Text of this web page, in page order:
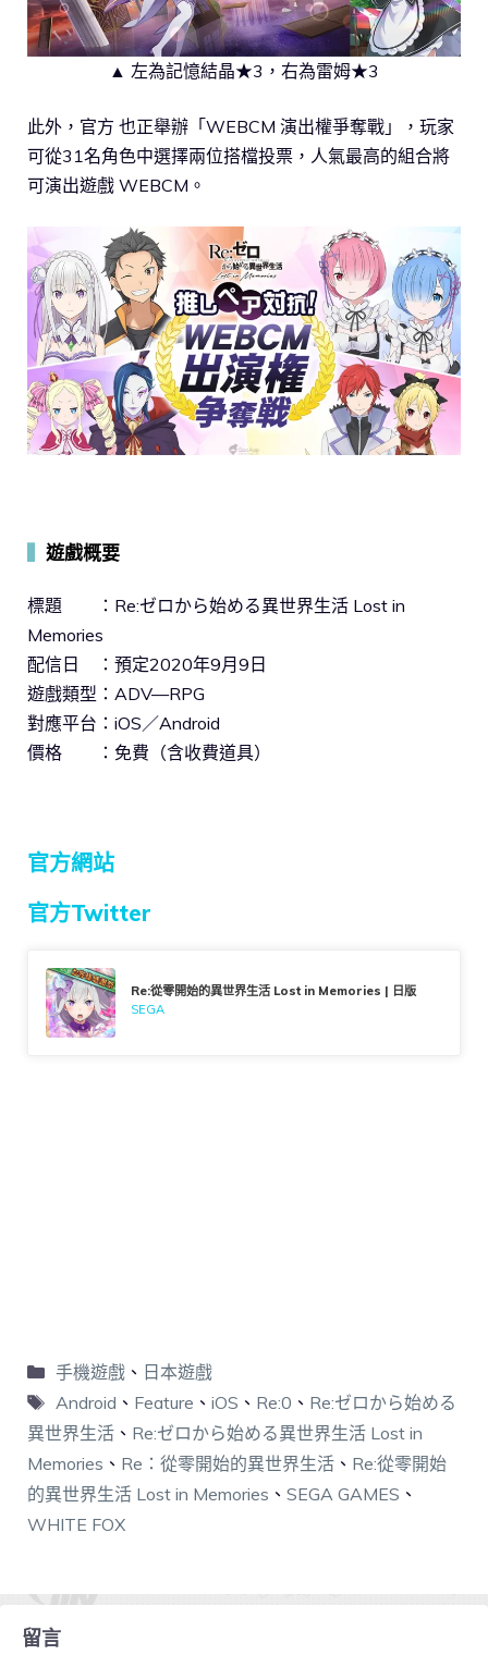
▲ 左為記憶結晶★3，右為雷姆★3
此外，官方 也正舉辦「WEBCM 演出權爭奪戰」，玩家
可從31名角色中選擇兩位搭檔投票，人氣最高的組合將
可演出遊戲 WEBCM。
遊戲概要
標題 ：Re:ゼロから始める異世界生活 Lost in
Memories
配信日 ：預定2020年9月9日
遊戲類型：ADV—RPG
對應平台：iOS／Android
價格 ：免費（含收費道具）
官方網站
官方Twitter
Re:從零開始的異世界生活 Lost in Memories | 日版
SEGA
手機遊戲、 日本遊戲
Android 、 Feature 、 iOS 、 Re:0 、 Re:ゼロから始める
異世界生活 、 Re:ゼロから始める異世界生活 Lost in
Memories 、 Re：從零開始的異世界生活 、 Re:從零開始
的異世界生活 Lost in Memories 、 SEGA GAMES 、
WHITE FOX
留言